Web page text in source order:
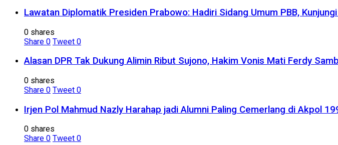
Lawatan Diplomatik Presiden Prabowo: Hadiri Sidang Umum PBB,
0 shares
Share 0 Tweet 0
Alasan DPR Tak Dukung Alimin Ribut Sujono, Hakim Vonis Mati Ferdy
0 shares
Share 0 Tweet 0
Irjen Pol Mahmud Nazly Harahap jadi Alumni Paling Cemerlang di Akpol
0 shares
Share 0 Tweet 0